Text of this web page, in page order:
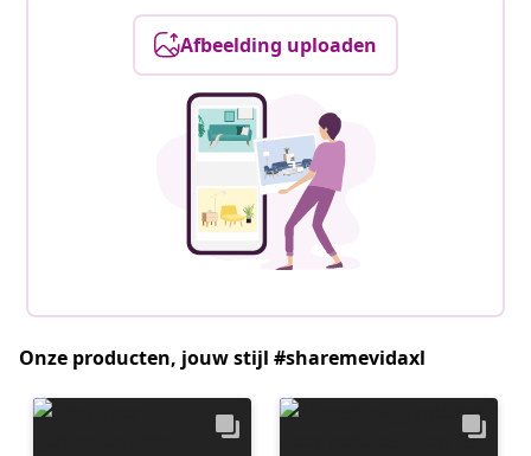
Afbeelding uploaden
Onze producten, jouw stijl #sharemevidaxl